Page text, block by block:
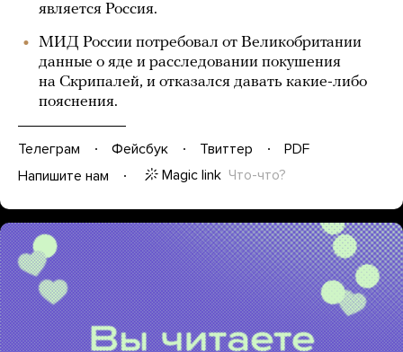
является Россия.
МИД России потребовал от Великобритании
данные о яде и расследовании покушения
на Скрипалей, и отказался давать какие-либо
пояснения.
Телеграм Фейсбук Твиттер
PDF
Напишите нам
Magic link Что-что?